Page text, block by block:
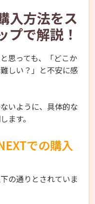
入方法をス
プで解説！
思っても、「どこか
しい？」と不安に感
いように、具体的な
ます。
での購入
の通りとされていま